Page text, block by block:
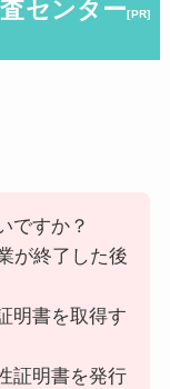
センター[PR]
ですか？
が終了した後
明書を取得す
証明書を発行